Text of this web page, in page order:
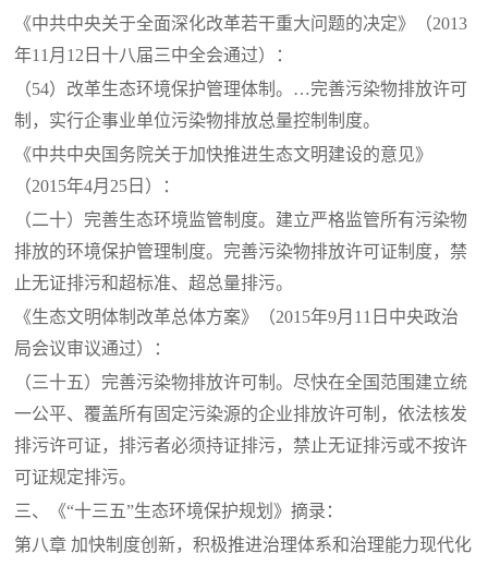
《中共中央关于全面深化改革若干重大问题的决定》（2013
年11月12日十八届三中全会通过）：
（54）改革生态环境保护管理体制。…完善污染物排放许可
制，实行企事业单位污染物排放总量控制制度。
《中共中央国务院关于加快推进生态文明建设的意见》
（2015年4月25日）：
（二十）完善生态环境监管制度。建立严格监管所有污染物
排放的环境保护管理制度。完善污染物排放许可证制度，禁
止无证排污和超标准、超总量排污。
《生态文明体制改革总体方案》（2015年9月11日中央政治
局会议审议通过）：
（三十五）完善污染物排放许可制。尽快在全国范围建立统
一公平、覆盖所有固定污染源的企业排放许可制，依法核发
排污许可证，排污者必须持证排污，禁止无证排污或不按许
可证规定排污。
三、《“十三五”生态环境保护规划》摘录：
第八章 加快制度创新，积极推进治理体系和治理能力现代化